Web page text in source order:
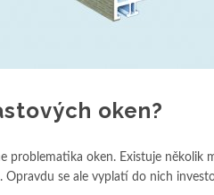
oken?
problematika oken. Existuje několik
Opravdu se ale vyplatí do nich